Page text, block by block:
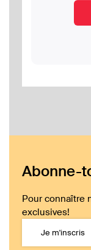
Abonne-
Pour connaître
exclusives!
Je m'inscris